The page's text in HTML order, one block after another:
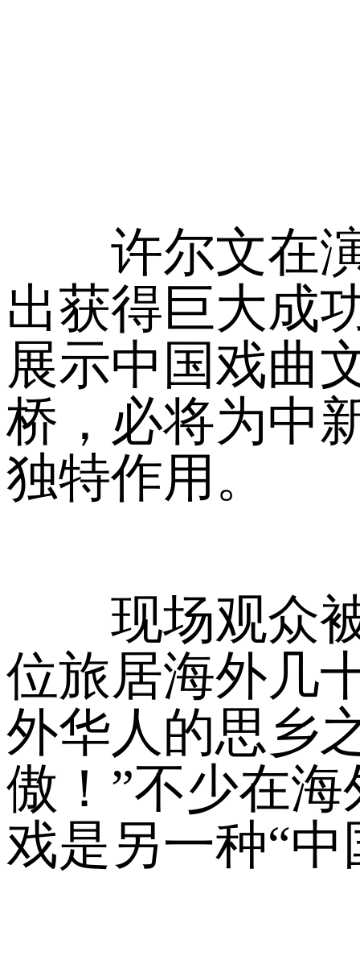
许尔文在演
出获得巨大成
展示中国戏曲
桥，必将为中
独特作用。
现场观众被
位旅居海外几
外华人的思乡
傲！”不少在
戏是另一种“中